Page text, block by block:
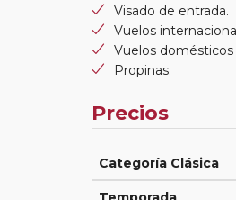
Visado de entrada.
Vuelos
Vuelos
Propinas.
Precios
Categoría Clásica